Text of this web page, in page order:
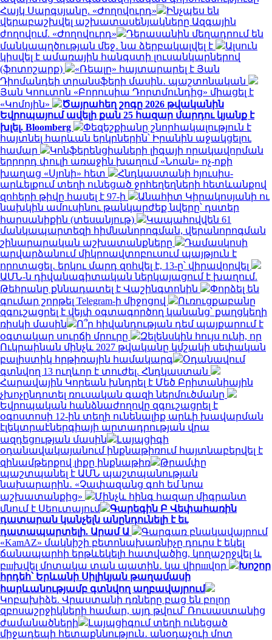
Հայկ Սարգսյանը. «Ժողովուրդ»
Ինչպես են
վերաբաշխվել աշխատասենյակները Ազգային
ժողովում. «Ժողովուրդ»
Դերասանին մեղադրում են
մանկապղծության մեջ․ նա ձերբակալվել է
Ալսուն
կիսվել է ամառային հանգստի լուսանկարներով
(ֆոտոշարք)
«Ռեալը» հայտարարել է Յան
Դիոմանդեի տրանսֆերի մասին․ պաշտոնական
Յան Կոուտոն «Բորուսիա Դորտմունդից» միացել է
«Կոմոյին»
Ծայրահեղ շոգը 2026 թվականին
Եվրոպայում ավելի քան 25 հազար մարդու կյանք է
խլել. Bloomberg
Փեզեշքիանը շնորհակալություն է
հայտնել հարևան երկրներին՝ Իրանին աջակցելու
համար
Կոնֆերենցիաների լիգայի որակավորման
երրորդ փուլի առաջին խաղում «Նոան» ոչ-ոքի
խաղաց «Սյոնի» հետ
Հնդկաստանի հյուսիս-
արևելքում տեղի ունեցած ջրհեղեղների հետևանքով
զոհերի թիվը հասել է 97-ի
Անահիտ Կիրակոսյանի ու
նախկին ամուսինու թանկարժեք նվերը՝ դստեր
հարսանիքին (տեսանյութ)
Կապահովվեն 61
մանկապարտեզի հիմնանորոգման, վերանորոգման
շինարարական աշխատանքները
Դամասկոսի
արվարձանում միկրոավտոբուսում պայթյուն է
որոտացել․ երկու մարդ զոհվել է, 13-ը՝ վիրավորվել
ԱՄՆ-ն դիվանագիտական ներկայացում է խաղում.
Թեհրանը քննադատել է Վաշինգտոնին
Փորձել են
գումար շորթել Telegram-ի միջոցով
Ուռուցքաբանը
զգուշացրել է վեյփ օգտագործող կանանց՝ քաղցկեղի
ռիսկի մասին
Ո՞ր հիվանդության դեմ պայքարում է
օգտակար սուրճի մրուրը
Զելենսկին հույս ունի, որ
Ուկրաինան մինչև 2027 թվականը կմշակի սեփական
բալիստիկ հրթիռային համակարգ
Օդանավում
գտնվող 13 ուղևոր է տուժել. Հնդկաստան
Հարավային Կորեան խնդրել է Մեծ Բրիտանիային
չխոչընդոտել ռուսական գազի ներմուծմանը
Եվրոպական հանձնաժողովը զգուշացրել է
օգոստոսի 12-ին տեղի ունենալիք արևի խավարման
էլեկտրաէներգիայի արտադրության վրա
ազդեցության մասին
Լայպցիգի
օդանավակայանում ինքնաթիռում հայտնաբերվել է
զինամթերքով լիքը ինքնաթիռ
Թրամփը
պաշտպանել է ԱՄՆ պաշտպանության
նախարարին․ «Չափազանց գոհ եմ նրա
աշխատանքից»
Մինչև հինգ հազար միգրանտ
մնում է Սեուտայում
Գարեգին Բ Վեփահառին
դատարան կանչելն անընդունելի է եւ
դատապարտելի. Արամ Ա
Գարգառ բնակավայրում
«KamAZ» մակնիշի բետոնախառնիչը դուրս է եկել
ճանապարհի երթևեկելի հատվածից, կողաշրջվել և
բшխվել մոտակա տան պատին․ կա վիրшվոր
Խոշոր
հրդեհ՝ Երևանի Սիլիկյան թաղամասի
հարևանությամբ գտնվող աղբավայրում
Կոբախիձե. Վրաստանի դռները բաց են բոլոր
զբոսաշրջիկների համար, այդ թվում՝ Ռուսաստանից
ժամանածների
Լայպցիգում տեղի ունեցած
միջադեպի հետաքննություն․ անօդաչուի մոտ